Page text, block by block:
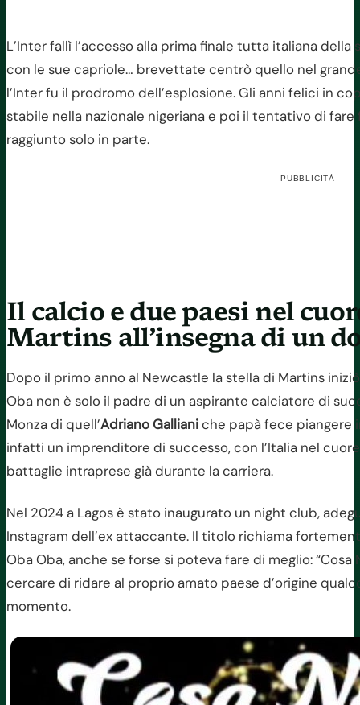
L’Inter fallì l’accesso alla prima finale tutta italiana
con le sue capriole… brevettate centrò quello nel
l’Inter fu il prodromo dell’esplosione. Gli anni felici in
stabile nella nazionale nigeriana e poi il tentativo di
raggiunto solo in parte.
PUBBLICITÀ
Il calcio e due paesi nel
Martins all’insegna di un
Dopo il primo anno al Newcastle la stella di Martins
Oba non è solo il padre di un aspirante calciatore di
Monza di quell’Adriano Gallianiche papà fece piangere
infatti un imprenditore di successo, con l’Italia nel
battaglie intraprese già durante la carriera.
Nel 2024 a Lagos è stato inaugurato un night club,
Instagram dell’ex attaccante. Il titolo richiama
Oba Oba, anche se forse si poteva fare di meglio:
cercare di ridare al proprio amato paese d’origine
momento.